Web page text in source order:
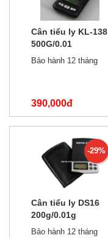
Cân tiểu ly KL-138
500G/0.01
Bảo hành 12 tháng
390,000đ
500,000đ
-29%
Cân tiểu ly DS16
200g/0.01g
Bảo hành 12 tháng